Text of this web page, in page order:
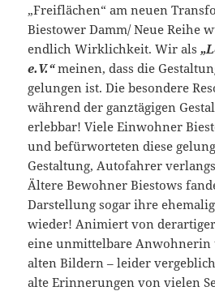
„Freiflächen“ am neuen
Biestower Damm/ Neue Reihe
endlich Wirklichkeit. Wir als
e.V.“meinen, dass die
gelungen ist. Die besondere
während der ganztägigen
erlebbar! Viele Einwohner
und befürworteten diese
Gestaltung, Autofahrer
Ältere Bewohner Biestows
Darstellung sogar ihre
wieder! Animiert von
eine unmittelbare Anwohnerin
alten Bildern – leider
alte Erinnerungen von vielen